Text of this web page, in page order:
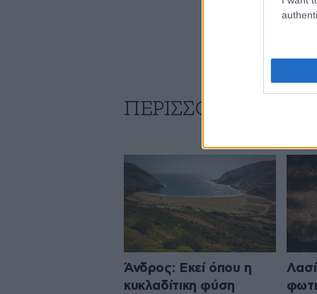
ΠΕΡΙΣΣΟΤΕΡΑ ΑΠΟ
Άνδρος: Εκεί όπου η
κυκλαδίτικη φύση